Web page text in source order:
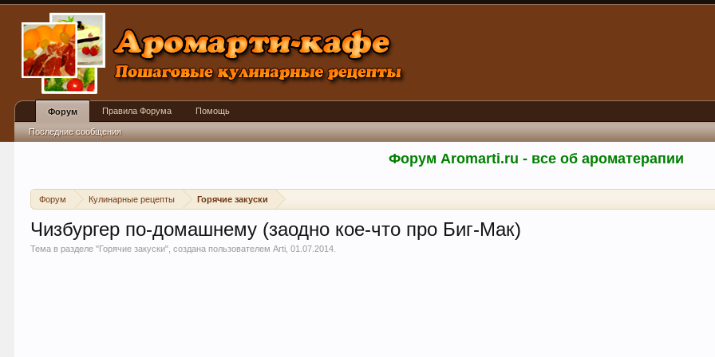
Форум Aromarti.ru - все об ароматерапии
Форум Кулинарные рецепты Горячие закуски
Чизбургер по-домашнему (заодно кое-что про Биг-Мак)
Тема в разделе "Горячие закуски", создана пользователемArti ,01.07.2014
Форум
Последние сообщения
Правила Форума Помощь